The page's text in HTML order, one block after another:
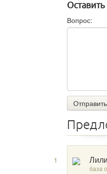
Вопрос:
Отправить
1
база